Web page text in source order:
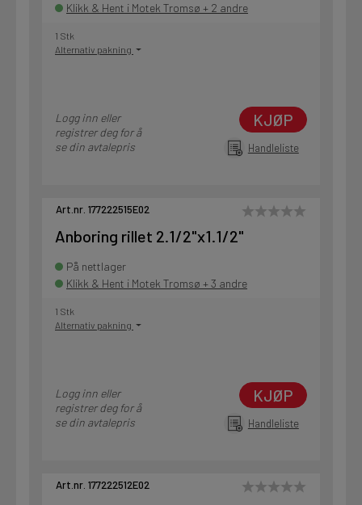
Klikk & Hent i Motek Tromsø + 2 andre
1 Stk
Alternativ pakning
Logg inn eller
registrer deg for å
se din avtalepris
KJØP
Handleliste
Art.nr. 177222515E02
Anboring rillet 2.1/2"x1.1/2"
På nettlager
Klikk & Hent i Motek Tromsø + 3 andre
1 Stk
Alternativ pakning
Logg inn eller
registrer deg for å
se din avtalepris
KJØP
Handleliste
Art.nr. 177222512E02